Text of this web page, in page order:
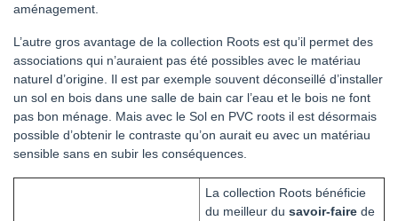
aménagement.
L’autre gros avantage de la collection Roots est qu’il permet des
associations qui n’auraient pas été possibles avec le matériau
naturel d’origine. Il est par exemple souvent déconseillé d’installer
un sol en bois dans une salle de bain car l’eau et le bois ne font
pas bon ménage. Mais avec le Sol en PVC roots il est désormais
possible d’obtenir le contraste qu’on aurait eu avec un matériau
sensible sans en subir les conséquences.
La collection Roots bénéficie
du meilleur du savoir-faire de